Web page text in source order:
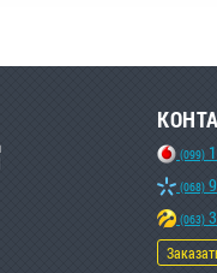
(099)
(068)
(063)